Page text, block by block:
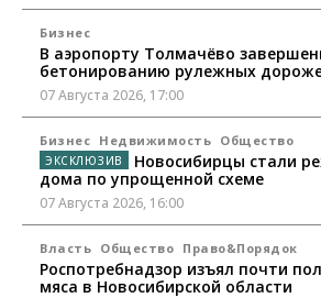
Бизнес
В аэропорту Толмачёво
бетонированию рулежных
07 Августа 2026, 17:00
Бизнес Недвижимость Общество
Новосибирцы стали
дома по упрощенной схеме
07 Августа 2026, 16:00
Власть Общество Право&Порядок
Роспотребнадзор изъял почти
мяса в Новосибирской области